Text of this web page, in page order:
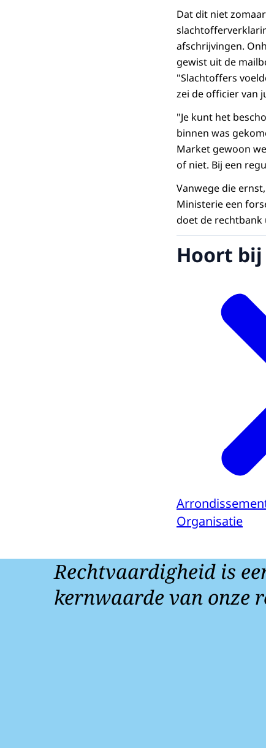
Dat dit niet
afschrijvingen.
gewist uit de
"Slachtoffers
zei de officier van
"Je kunt het
binnen was
Market gewoon
of niet. Bij een
Vanwege die
Ministerie een
doet de rechtbank
Hoort bij
Organisatie
Rechtvaardigheid is
kernwaarde van onze